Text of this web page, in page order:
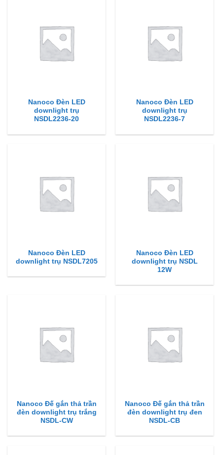
Nanoco Đèn LED
downlight trụ
NSDL2236-20
Nanoco Đèn LED
downlight trụ
NSDL2236-7
Nanoco Đèn LED
downlight trụ NSDL7205
Nanoco Đèn LED
downlight trụ NSDL
12W
Nanoco Đế gắn thả trần
đèn downlight trụ trắng
NSDL-CW
Nanoco Đế gắn thả trần
đèn downlight trụ đen
NSDL-CB